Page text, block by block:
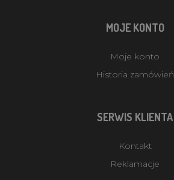
MOJE KONTO
Moje konto
Historia zamówień
SERWIS KLIENTA
Kontakt
Reklamacje